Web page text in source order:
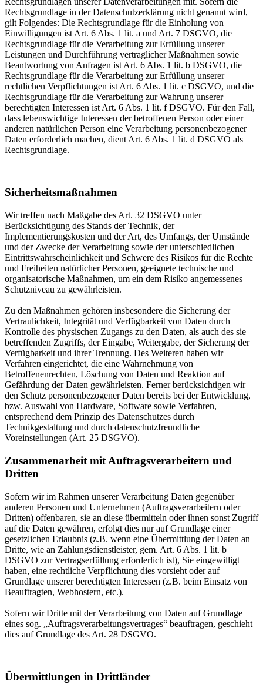
Rechtsgrundlage in der Datenschutzerklärung nicht genannt wird,
gilt Folgendes: Die Rechtsgrundlage für die Einholung von
Einwilligungen ist Art. 6 Abs. 1 lit. a und Art. 7 DSGVO, die
Rechtsgrundlage für die Verarbeitung zur Erfüllung unserer
Leistungen und Durchführung vertraglicher Maßnahmen sowie
Beantwortung von Anfragen ist Art. 6 Abs. 1 lit. b DSGVO, die
Rechtsgrundlage für die Verarbeitung zur Erfüllung unserer
rechtlichen Verpflichtungen ist Art. 6 Abs. 1 lit. c DSGVO, und die
Rechtsgrundlage für die Verarbeitung zur Wahrung unserer
berechtigten Interessen ist Art. 6 Abs. 1 lit. f DSGVO. Für den Fall,
dass lebenswichtige Interessen der betroffenen Person oder einer
anderen natürlichen Person eine Verarbeitung personenbezogener
Daten erforderlich machen, dient Art. 6 Abs. 1 lit. d DSGVO als
Rechtsgrundlage.
Sicherheitsmaßnahmen
Wir treffen nach Maßgabe des Art. 32 DSGVO unter
Berücksichtigung des Stands der Technik, der
Implementierungskosten und der Art, des Umfangs, der Umstände
und der Zwecke der Verarbeitung sowie der unterschiedlichen
Eintrittswahrscheinlichkeit und Schwere des Risikos für die Rechte
und Freiheiten natürlicher Personen, geeignete technische und
organisatorische Maßnahmen, um ein dem Risiko angemessenes
Schutzniveau zu gewährleisten.
Zu den Maßnahmen gehören insbesondere die Sicherung der
Vertraulichkeit, Integrität und Verfügbarkeit von Daten durch
Kontrolle des physischen Zugangs zu den Daten, als auch des sie
betreffenden Zugriffs, der Eingabe, Weitergabe, der Sicherung der
Verfügbarkeit und ihrer Trennung. Des Weiteren haben wir
Verfahren eingerichtet, die eine Wahrnehmung von
Betroffenenrechten, Löschung von Daten und Reaktion auf
Gefährdung der Daten gewährleisten. Ferner berücksichtigen wir
den Schutz personenbezogener Daten bereits bei der Entwicklung,
bzw. Auswahl von Hardware, Software sowie Verfahren,
entsprechend dem Prinzip des Datenschutzes durch
Technikgestaltung und durch datenschutzfreundliche
Voreinstellungen (Art. 25 DSGVO).
Zusammenarbeit mit Auftragsverarbeitern und
Dritten
Sofern wir im Rahmen unserer Verarbeitung Daten gegenüber
anderen Personen und Unternehmen (Auftragsverarbeitern oder
Dritten) offenbaren, sie an diese übermitteln oder ihnen sonst Zugriff
auf die Daten gewähren, erfolgt dies nur auf Grundlage einer
gesetzlichen Erlaubnis (z.B. wenn eine Übermittlung der Daten an
Dritte, wie an Zahlungsdienstleister, gem. Art. 6 Abs. 1 lit. b
DSGVO zur Vertragserfüllung erforderlich ist), Sie eingewilligt
haben, eine rechtliche Verpflichtung dies vorsieht oder auf
Grundlage unserer berechtigten Interessen (z.B. beim Einsatz von
Beauftragten, Webhostern, etc.).
Sofern wir Dritte mit der Verarbeitung von Daten auf Grundlage
eines sog. „Auftragsverarbeitungsvertrages“ beauftragen, geschieht
dies auf Grundlage des Art. 28 DSGVO.
Übermittlungen in Drittländer